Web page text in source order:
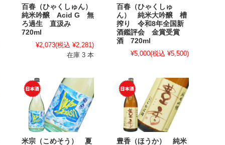
百春（ひゃくしゅん）
純米吟醸 Acid G 無
ろ過生 直汲み
720ml
¥2,073(税込 ¥2,281)
在庫 3 本
百春（ひゃくしゅ
ん） 純米大吟醸 槽
搾り 令和8年全国新
酒鑑評会 金賞受賞
酒 720ml
¥5,000(税込 ¥5,500)
米宗（こめそう） 夏 豊香（ほうか） 純米